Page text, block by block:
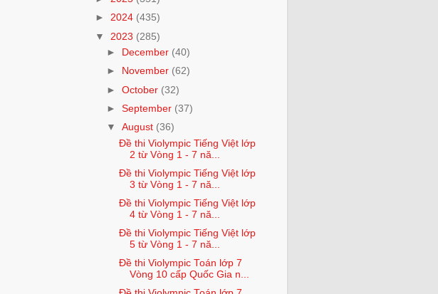
► 2024 (435)
▼ 2023 (285)
►
December (40)
►
November (62)
►October (32)
►September (37)
▼August (36)
Đề thi Violympic Tiếng Việt lớp
2 từ Vòng 1 - 7 nă...
Đề thi Violympic Tiếng Việt lớp
3 từ Vòng 1 - 7 nă...
Đề thi Violympic Tiếng Việt lớp
4 từ Vòng 1 - 7 nă...
Đề thi Violympic Tiếng Việt lớp
5 từ Vòng 1 - 7 nă...
Đề thi Violympic Toán lớp 7
Vòng 10 cấp Quốc Gia n...